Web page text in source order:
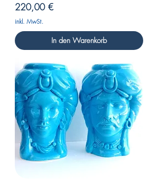
Preis
220,00 €
inkl. MwSt.
In den Warenkorb